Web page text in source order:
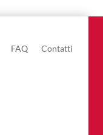
FAQ Contatti